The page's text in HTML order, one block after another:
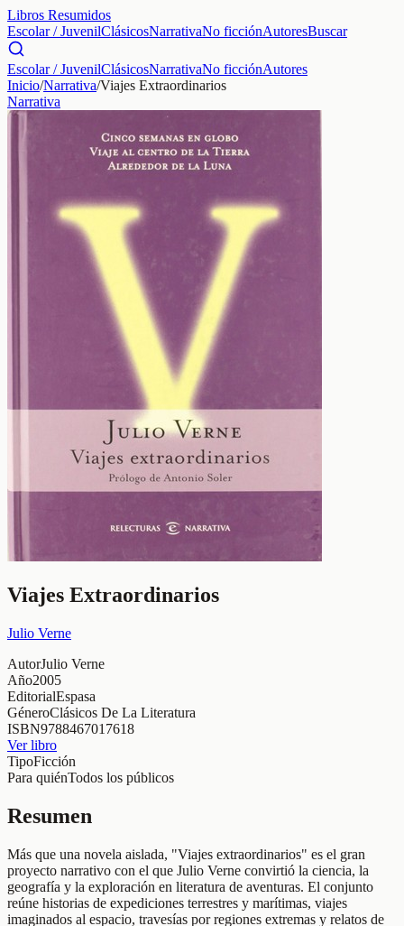
Libros Resumidos
Escolar / JuvenilClásicosNarrativaNo ficciónAutoresBuscar
Escolar / JuvenilClásicosNarrativaNo ficciónAutores
Inicio/Narrativa/Viajes Extraordinarios
Narrativa
Viajes Extraordinarios
Julio Verne
AutorJulio Verne
Año2005
EditorialEspasa
GéneroClásicos De La Literatura
ISBN9788467017618
Ver libro
TipoFicción
Para quiénTodos los públicos
Resumen
Más que una novela aislada, "Viajes extraordinarios" es el gran
proyecto narrativo con el que Julio Verne convirtió la ciencia, la
geografía y la exploración en literatura de aventuras. El conjunto
reúne historias de expediciones terrestres y marítimas, viajes
imaginados al espacio, travesías por regiones extremas y relatos de